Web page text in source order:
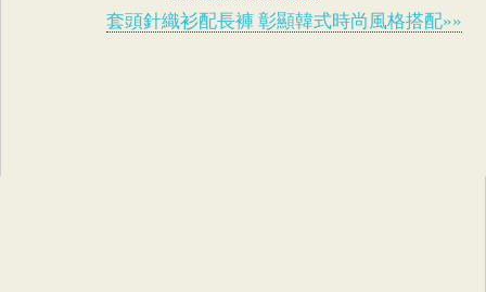
套頭針織衫配長褲 彰顯韓式時尚風格搭配»»